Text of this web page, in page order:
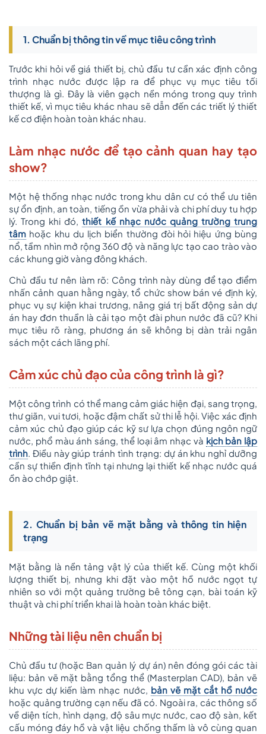
1. Chuẩn bị thông tin về mục tiêu công trình
Trước khi hỏi về giá thiết bị, chủ đầu tư cần xác định công
trình nhạc nước được lập ra để phục vụ mục tiêu tối
thượng là gì. Đây là viên gạch nền móng trong quy trình
thiết kế, vì mục tiêu khác nhau sẽ dẫn đến các triết lý thiết
kế cơ điện hoàn toàn khác nhau.
Làm nhạc nước để tạo cảnh quan hay tạo
show?
Một hệ thống nhạc nước trong khu dân cư có thể ưu tiên
sự ổn định, an toàn, tiếng ồn vừa phải và chi phí duy tu hợp
lý. Trong khi đó,thiết kế nhạc nước quảng trường trung
tâm hoặc khu du lịch biển thường đòi hỏi hiệu ứng bùng
nổ, tầm nhìn mở rộng 360 độ và năng lực tạo cao trào vào
các khung giờ vàng đông khách.
Chủ đầu tư nên làm rõ: Công trình này dùng để tạo điểm
nhấn cảnh quan hằng ngày, tổ chức show bán vé định kỳ,
phục vụ sự kiện khai trương, nâng giá trị bất động sản dự
án hay đơn thuần là cải tạo một đài phun nước đã cũ? Khi
mục tiêu rõ ràng, phương án sẽ không bị dàn trải ngân
sách một cách lãng phí.
Cảm xúc chủ đạo của công trình là gì?
Một công trình có thể mang cảm giác hiện đại, sang trọng,
thư giãn, vui tươi, hoặc đậm chất sử thi lễ hội. Việc xác định
cảm xúc chủ đạo giúp các kỹ sư lựa chọn đúng ngôn ngữ
nước, phổ màu ánh sáng, thể loại âm nhạc và kịch bản lập
trình. Điều này giúp tránh tình trạng: dự án khu nghỉ dưỡng
cần sự thiền định tĩnh tại nhưng lại thiết kế nhạc nước quá
ồn ào chớp giật.
2. Chuẩn bị bản vẽ mặt bằng và thông tin hiện
trạng
Mặt bằng là nền tảng vật lý của thiết kế. Cùng một khối
lượng thiết bị, nhưng khi đặt vào một hồ nước ngọt tự
nhiên so với một quảng trường bê tông cạn, bài toán kỹ
thuật và chi phí triển khai là hoàn toàn khác biệt.
Những tài liệu nên chuẩn bị
Chủ đầu tư (hoặc Ban quản lý dự án) nên đóng gói các tài
liệu: bản vẽ mặt bằng tổng thể (Masterplan CAD), bản vẽ
khu vực dự kiến làm nhạc nước, bản vẽ mặt cắt hồ nước
hoặc quảng trường cạn nếu đã có. Ngoài ra, các thông số
về diện tích, hình dạng, độ sâu mực nước, cao độ sàn, kết
cấu móng đáy hồ và vật liệu chống thấm là vô cùng quan